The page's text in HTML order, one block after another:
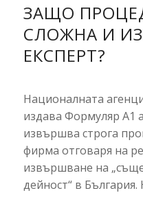
ЗАЩО
СЛОЖНА И
ЕКСПЕРТ?
Националната
издава Формуляр А1
извършва строга
фирма отговаря на
извършване на
дейност“ в България.